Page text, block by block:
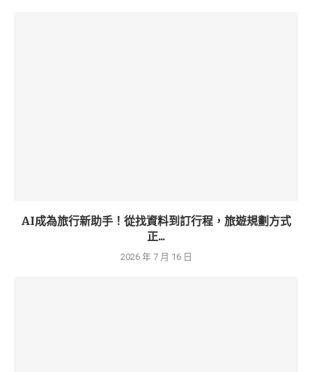
AI成為旅行新助手！從找資料到訂行程，旅遊規劃方式
正...
2026 年 7 月 16 日